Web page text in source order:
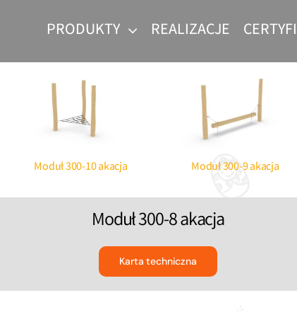
PRODUKTY
Parki linowe dla dzieci
REALIZACJE
Moduł 300-10 akacja Moduł 300-9 akacja
Moduł 300-8 akacja
Karta techniczna